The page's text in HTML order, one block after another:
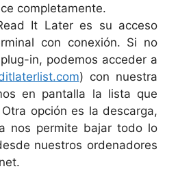
completamente.
It Later es su acceso
con conexión. Si no
in, podemos acceder a
) con nuestra
en pantalla la lista que
opción es la descarga,
nos permite bajar todo lo
nuestros ordenadores